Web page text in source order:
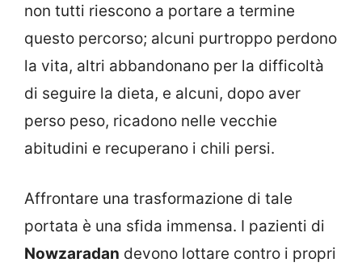
non tutti riescono a portare a termine
questo percorso; alcuni purtroppo perdono
la vita, altri abbandonano per la difficoltà
di seguire la dieta, e alcuni, dopo aver
perso peso, ricadono nelle vecchie
abitudini e recuperano i chili persi.
Affrontare una trasformazione di tale
portata è una sfida immensa. I pazienti di
Nowzaradan devono lottare contro i propri